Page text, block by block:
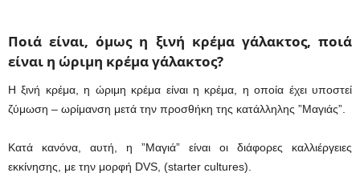
Ποιά είναι, όμως η ξινή κρέμα γάλακτος, ποιά
είναι η ώριμη κρέμα γάλακτος?
Η ξινή κρέμα, η ώριμη κρέμα είναι η κρέμα, η οποία έχει υποστεί
ζύμωση – ωρίμανση μετά την προσθήκη της κατάλληλης ”Μαγιάς”.
Κατά κανόνα, αυτή, η ”Μαγιά” είναι οι διάφορες καλλιέργειες
εκκίνησης, με την μορφή DVS, (starter cultures).